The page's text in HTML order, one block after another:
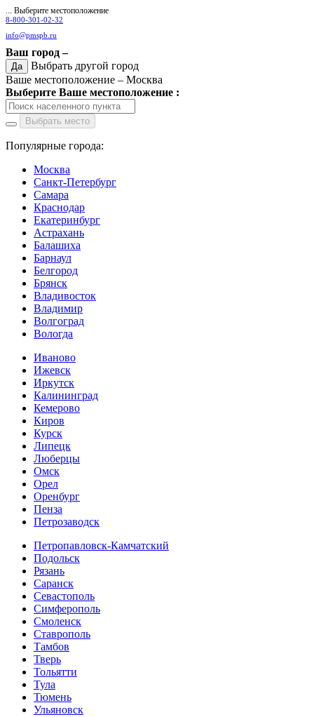
... Выберите местоположение
8-800-301-02-32
info@pmspb.ru
Ваш город –
Да
Выбрать другой город
Ваше местоположение – Москва
Выберите Ваше местоположение :
Выбрать место
Популярные города:
Москва
Санкт-Петербург
Самара
Краснодар
Екатеринбург
Астрахань
Балашиха
Барнаул
Белгород
Брянск
Владивосток
Владимир
Волгоград
Вологда
Иваново
Ижевск
Иркутск
Калининград
Кемерово
Киров
Курск
Липецк
Люберцы
Омск
Орел
Оренбург
Пенза
Петрозаводск
Петропавловск-Камчатский
Подольск
Рязань
Саранск
Севастополь
Симферополь
Смоленск
Ставрополь
Тамбов
Тверь
Тольятти
Тула
Тюмень
Ульяновск